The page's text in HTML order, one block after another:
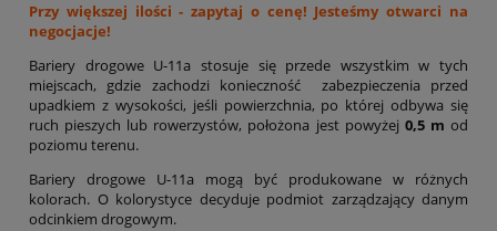
Przy większej ilości - zapytaj o cenę! Jesteśmy otwarci na
negocjacje!
Bariery drogowe U-11a stosuje się przede wszystkim w tych
miejscach, gdzie zachodzi konieczność zabezpieczenia przed
upadkiem z wysokości, jeśli powierzchnia, po której odbywa się
ruch pieszych lub rowerzystów, położona jest powyżej 0,5 mod
poziomu terenu.
Bariery drogowe U-11a mogą być produkowane w różnych
kolorach. O kolorystyce decyduje podmiot zarządzający danym
odcinkiem drogowym.